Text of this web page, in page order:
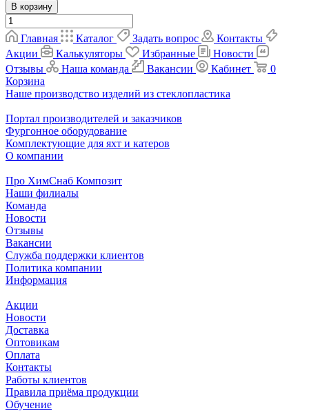
В корзину
Главная Каталог Задать вопрос
Контакты
Акции
Калькуляторы Избранные
Новости
Отзывы
Наша команда Вакансии Кабинет
0
Корзина
Наше производство изделий из стеклопластика
Портал производителей и заказчиков
Фургонное оборудование
Комплектующие для яхт и катеров
О компании
Про ХимСнаб Композит
Наши филиалы
Команда
Новости
Отзывы
Вакансии
Служба поддержки клиентов
Политика компании
Информация
Акции
Новости
Доставка
Оптовикам
Оплата
Контакты
Работы клиентов
Правила приёма продукции
Обучение